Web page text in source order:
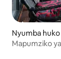
Nyumba
Mapumziko